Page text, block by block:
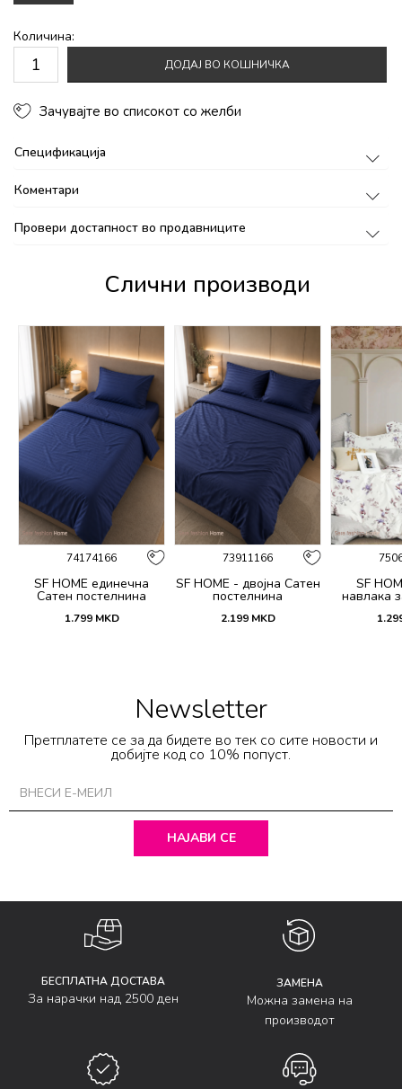
Количина:
ДОДАЈ ВО КОШНИЧКА
Зачувајте во списокот со желби
Спецификација
Коментари
Провери достапност во продавниците
Слични производи
74174166
SF HOME единечна
Сатен постелнина
1.799 MKD
73911166
SF HOME - двојна Сатен
постелнина
2.199 MKD
SF
навлака
Newsletter
Претплатете се за да бидете во тек со сите новости и
добијте код со 10% попуст.
НАЈАВИ СЕ
БЕСПЛАТНА ДОСТАВА
За нарачки над 2500 ден
ЗАМЕНА
Можна замена на
производот